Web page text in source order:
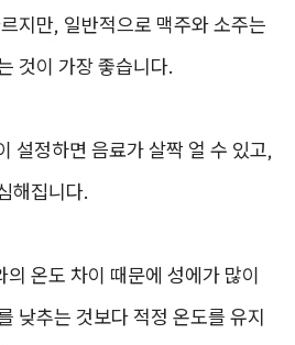
지만, 일반적으로 맥주와 소주는
것이 가장 좋습니다.
정하면 음료가 살짝 얼 수 있고,
해집니다.
온도 차이 때문에 성에가 많이
낮추는 것보다 적정 온도를 유지